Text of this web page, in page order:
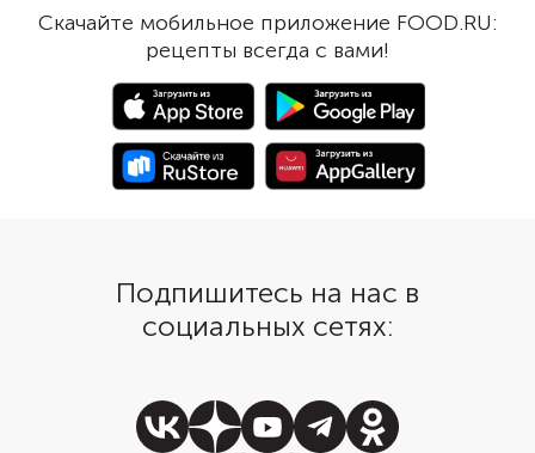
одновременно
сельдерея и
сильные стороны.
Скачайте мобильное приложение FOOD.RU:
рецепты всегда с вами!
Подпишитесь на нас в
социальных сетях: